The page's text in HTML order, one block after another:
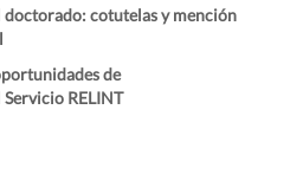
cotutelas y mención
de
RELINT